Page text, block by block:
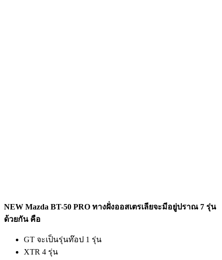
NEW Mazda BT-50 PRO ทางฝั่งออสเตรเลียจะมีอยู่ปราณ 7 รุ่น
ด้วยกัน คือ
GT จะเป็นรุ่นท๊อป 1 รุ่น
XTR 4 รุ่น